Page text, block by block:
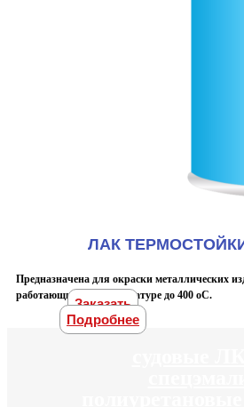
ЛАК
Предназначена для окраски металлических
работающих при температуре до 400 оС.
Заказать
Подробнее